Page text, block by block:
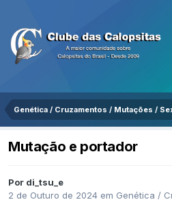
Genética / Cruzamentos / Mutações /
Mutação e portador
Por di_tsu_e
2 de Outuro de 2024 em Genética /